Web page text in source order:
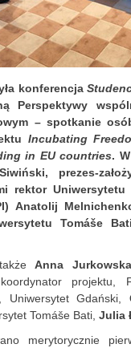
konferencja
Perspektywy
– spotkanie
Incubating
in EU countries.
prezes-
rektor
Anatolij
Tomáše
takżeAnna
projektu,
Uniwersytet Gdański,
Tomáše Bati, Julia
merytorycznie